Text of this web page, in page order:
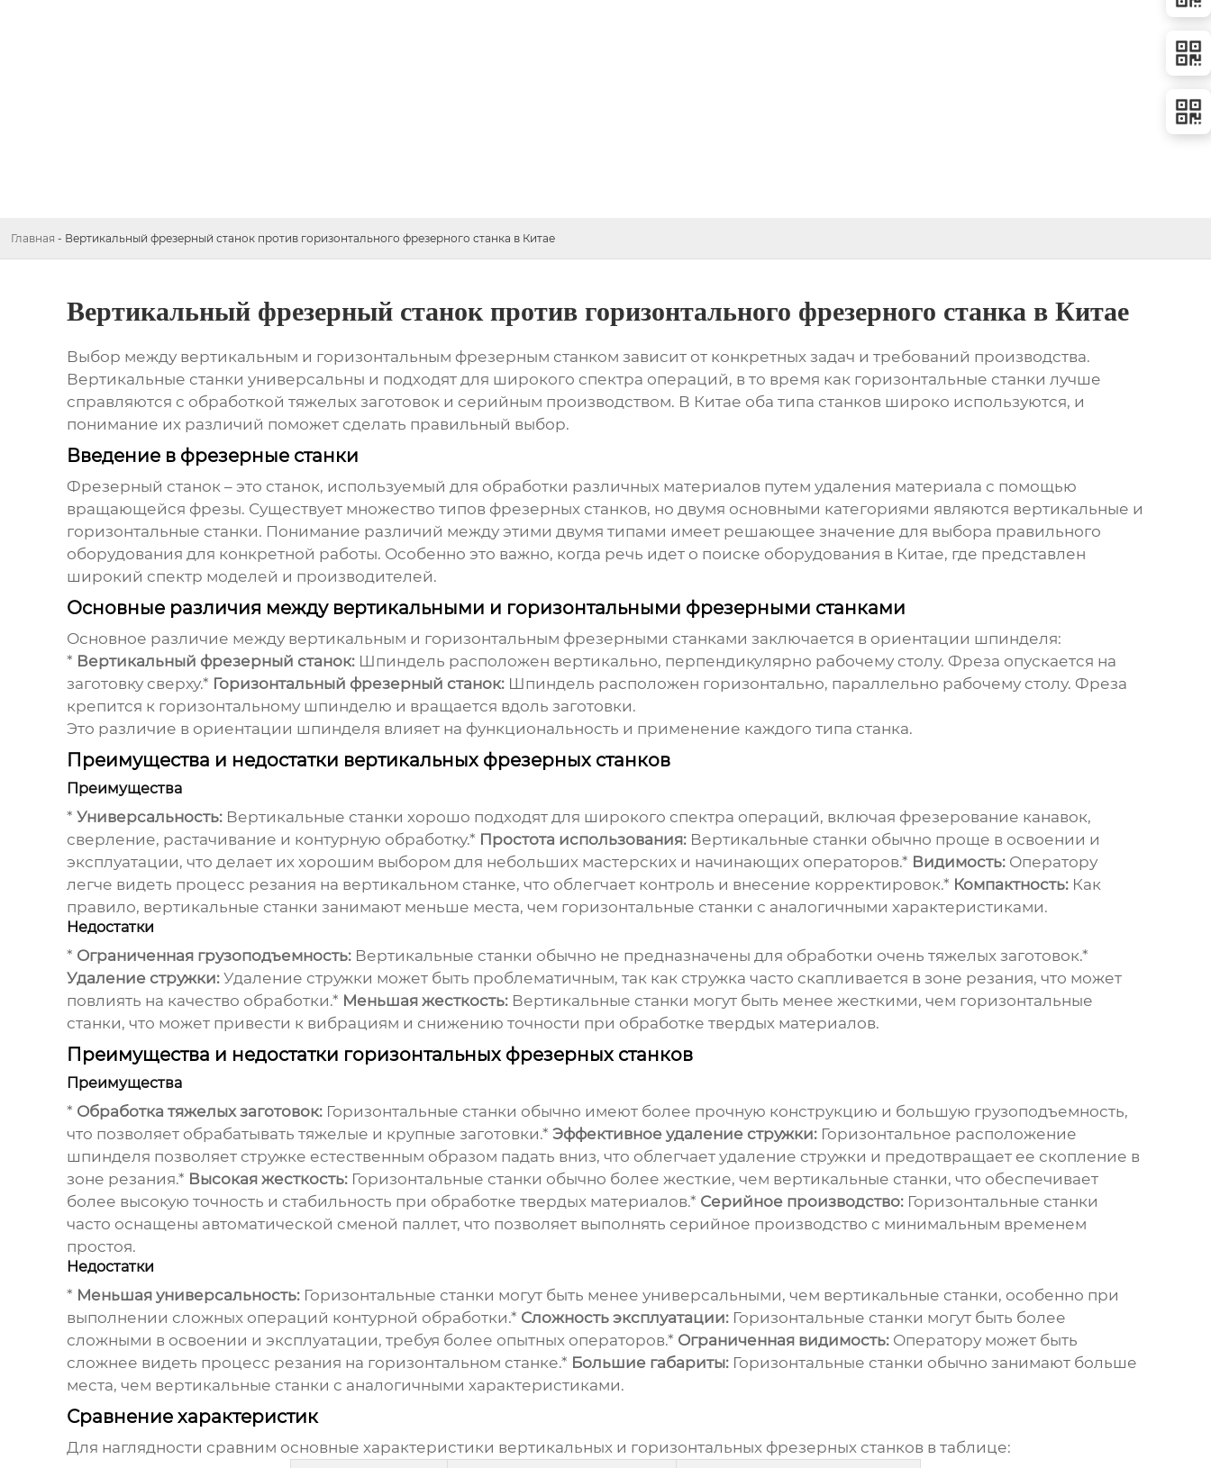
Главная - Вертикальный фрезерный станок против горизонтального фрезерного станка в Китае
Вертикальный фрезерный станок против горизонтального фрезерного станка в Китае
Выбор между вертикальным и горизонтальным фрезерным станком зависит от конкретных задач и требований производства.
Вертикальные станки универсальны и подходят для широкого спектра операций, в то время как горизонтальные станки лучше
справляются с обработкой тяжелых заготовок и серийным производством. В Китае оба типа станков широко используются, и
понимание их различий поможет сделать правильный выбор.
Введение в фрезерные станки
Фрезерный станок – это станок, используемый для обработки различных материалов путем удаления материала с помощью
вращающейся фрезы. Существует множество типов фрезерных станков, но двумя основными категориями являются вертикальные и
горизонтальные станки. Понимание различий между этими двумя типами имеет решающее значение для выбора правильного
оборудования для конкретной работы. Особенно это важно, когда речь идет о поиске оборудования в Китае, где представлен
широкий спектр моделей и производителей.
Основные различия между вертикальными и горизонтальными фрезерными станками
Основное различие между вертикальным и горизонтальным фрезерными станками заключается в ориентации шпинделя:
* Вертикальный фрезерный станок:Шпиндель расположен вертикально, перпендикулярно рабочему столу. Фреза опускается на
заготовку сверху.* Горизонтальный фрезерный станок:Шпиндель расположен горизонтально, параллельно рабочему столу. Фреза
крепится к горизонтальному шпинделю и вращается вдоль заготовки.
Это различие в ориентации шпинделя влияет на функциональность и применение каждого типа станка.
Преимущества и недостатки вертикальных фрезерных станков
Преимущества
* Универсальность:Вертикальные станки хорошо подходят для широкого спектра операций, включая фрезерование канавок,
сверление, растачивание и контурную обработку.* Простота использования:Вертикальные станки обычно проще в освоении и
эксплуатации, что делает их хорошим выбором для небольших мастерских и начинающих операторов.* Видимость:Оператору
легче видеть процесс резания на вертикальном станке, что облегчает контроль и внесение корректировок.* Компактность:Как
правило, вертикальные станки занимают меньше места, чем горизонтальные станки с аналогичными характеристиками.
Недостатки
* Ограниченная грузоподъемность:Вертикальные станки обычно не предназначены для обработки очень тяжелых заготовок.*
Удаление стружки:Удаление стружки может быть проблематичным, так как стружка часто скапливается в зоне резания, что может
повлиять на качество обработки.* Меньшая жесткость:Вертикальные станки могут быть менее жесткими, чем горизонтальные
станки, что может привести к вибрациям и снижению точности при обработке твердых материалов.
Преимущества и недостатки горизонтальных фрезерных станков
Преимущества
* Обработка тяжелых заготовок:Горизонтальные станки обычно имеют более прочную конструкцию и большую грузоподъемность,
что позволяет обрабатывать тяжелые и крупные заготовки.* Эффективное удаление стружки:Горизонтальное расположение
шпинделя позволяет стружке естественным образом падать вниз, что облегчает удаление стружки и предотвращает ее скопление в
зоне резания.* Высокая жесткость:Горизонтальные станки обычно более жесткие, чем вертикальные станки, что обеспечивает
более высокую точность и стабильность при обработке твердых материалов.* Серийное производство:Горизонтальные станки
часто оснащены автоматической сменой паллет, что позволяет выполнять серийное производство с минимальным временем
простоя.
Недостатки
* Меньшая универсальность:Горизонтальные станки могут быть менее универсальными, чем вертикальные станки, особенно при
выполнении сложных операций контурной обработки.* Сложность эксплуатации:Горизонтальные станки могут быть более
сложными в освоении и эксплуатации, требуя более опытных операторов.* Ограниченная видимость:Оператору может быть
сложнее видеть процесс резания на горизонтальном станке.* Большие габариты:Горизонтальные станки обычно занимают больше
места, чем вертикальные станки с аналогичными характеристиками.
Сравнение характеристик
Для наглядности сравним основные характеристики вертикальных и горизонтальных фрезерных станков в таблице: